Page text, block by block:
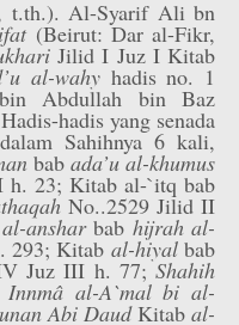
t.th.). Al-Syarif Ali bn
(Beirut: Dar al-Fikr,
Jilid I Juz I Kitab
al-wahyhadis no. 1
Abdullah bin Baz
hadis yang senada
Sahihnya 6 kali,
bab ada’u al-khumus
23; Kitab al-`itq bab
No..2529 Jilid II
ansharbab hijrah al-
293; Kitab al-hiyalbab
Juz III h. 77;Shahih
Innmâ al-A`mal bi al-
Abi DaudKitab al-